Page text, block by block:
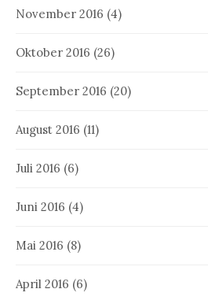
November 2016 (4)
Oktober 2016 (26)
September 2016 (20)
August 2016 (11)
Juli 2016 (6)
Juni 2016 (4)
Mai 2016 (8)
April 2016 (6)